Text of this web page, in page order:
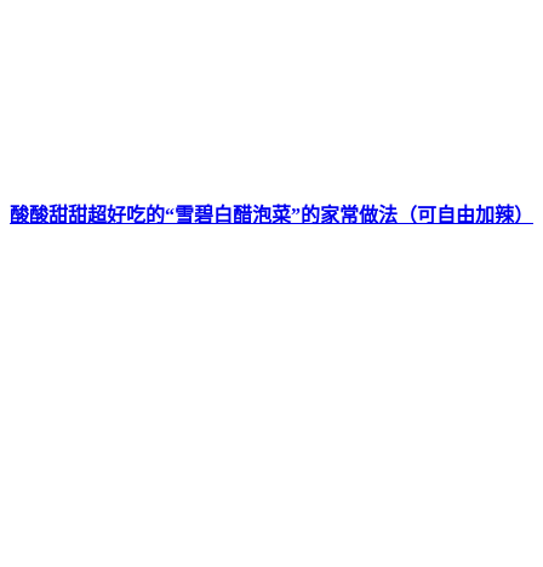
酸酸甜甜超好吃的“雪碧白醋泡菜”的家常做法（可自由加辣）